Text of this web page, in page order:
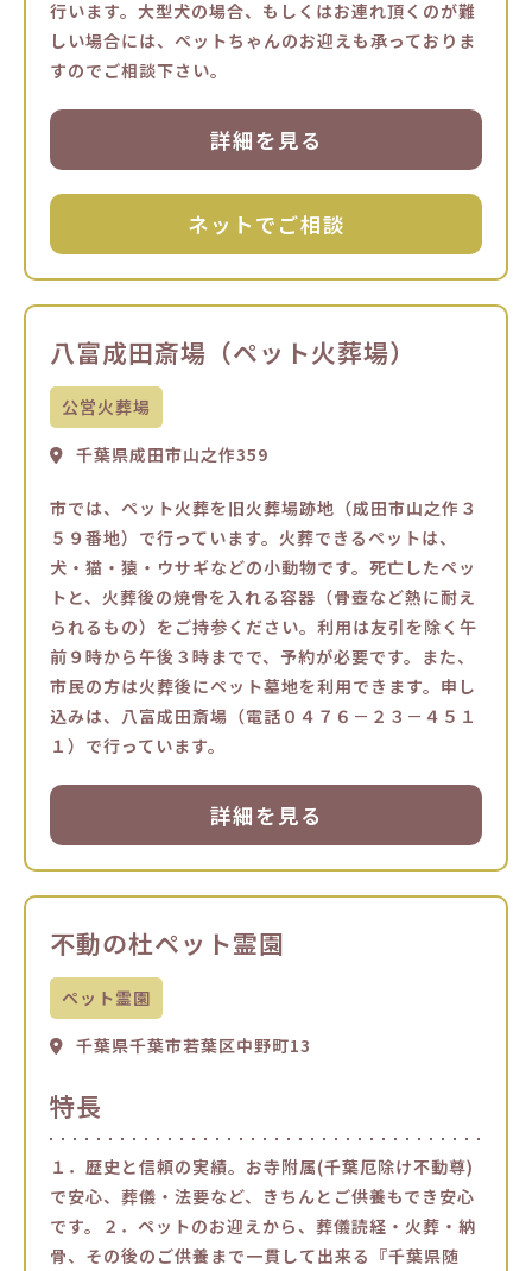
行います。大型犬の場合、もしくはお連れ頂くのが難
しい場合には、ペットちゃんのお迎えも承っておりま
すのでご相談下さい。
詳細を見る
ネットでご相談
八富成田斎場（ペット火葬場）
公営火葬場
千葉県成田市山之作359
市では、ペット火葬を旧火葬場跡地（成田市山之作３
５９番地）で行っています。火葬できるペットは、
犬・猫・猿・ウサギなどの小動物です。死亡したペッ
トと、火葬後の焼骨を入れる容器（骨壺など熱に耐え
られるもの）をご持参ください。利用は友引を除く午
前９時から午後３時までで、予約が必要です。また、
市民の方は火葬後にペット墓地を利用できます。申し
込みは、八富成田斎場（電話０４７６－２３－４５１
１）で行っています。
詳細を見る
不動の杜ペット霊園
ペット霊園
千葉県千葉市若葉区中野町13
特長
１．歴史と信頼の実績。お寺附属(千葉厄除け不動尊)
で安心、葬儀・法要など、きちんとご供養もでき安心
です。２．ペットのお迎えから、葬儀読経・火葬・納
骨、その後のご供養まで一貫して出来る『千葉県随